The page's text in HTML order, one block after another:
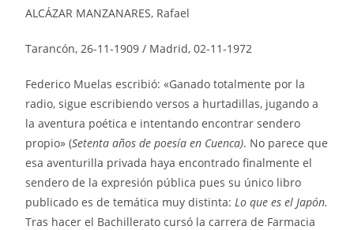
ALCÁZAR MANZANARES, Rafael
Tarancón, 26-11-1909 / Madrid, 02-11-1972
Federico Muelas escribió: «Ganado totalmente por la
radio, sigue escribiendo versos a hurtadillas, jugando a
la aventura poética e intentando encontrar sendero
propio» (Setenta años de poesía en Cuenca). No parece que
esa aventurilla privada haya encontrado finalmente el
sendero de la expresión pública pues su único libro
publicado es de temática muy distinta: Lo que es el Japón.
Tras hacer el Bachillerato cursó la carrera de Farmacia